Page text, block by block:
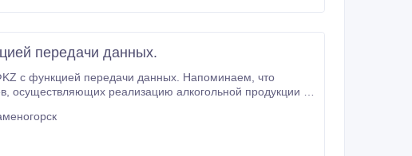
передачи данных.
передачи данных. Напоминаем, что
и
передачи фискальных данных.